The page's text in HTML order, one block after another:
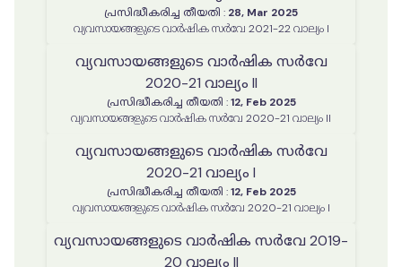
പ്രസിദ്ധീകരിച്ച തീയതി : 28, Mar 2025
വ്യവസായങ്ങളുടെ വാർഷിക സർവേ 2021-22 വാല്യം I
വ്യവസായങ്ങളുടെ വാർഷിക സർവേ
2020-21 വാല്യം II
പ്രസിദ്ധീകരിച്ച തീയതി : 12, Feb 2025
വ്യവസായങ്ങളുടെ വാർഷിക സർവേ 2020-21 വാല്യം II
വ്യവസായങ്ങളുടെ വാർഷിക സർവേ
2020-21 വാല്യം I
പ്രസിദ്ധീകരിച്ച തീയതി : 12, Feb 2025
വ്യവസായങ്ങളുടെ വാർഷിക സർവേ 2020-21 വാല്യം I
വ്യവസായങ്ങളുടെ വാർഷിക സർവേ 2019-
20 വാല്യം II